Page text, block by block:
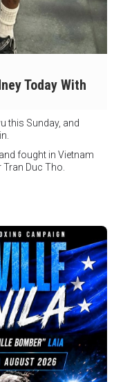
Today With
this Sunday, and
fought in Vietnam
Duc Tho.